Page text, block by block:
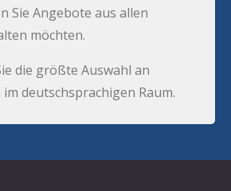
Sie Angebote aus allen
möchten.
die größte Auswahl an
deutschsprachigen Raum.